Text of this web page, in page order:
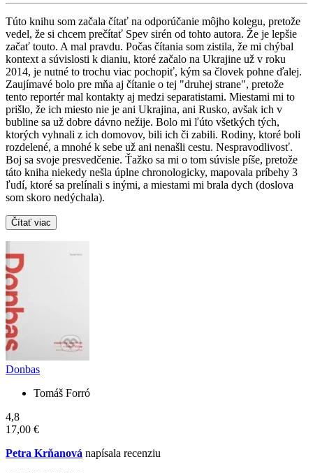
Túto knihu som začala čítať na odporúčanie môjho kolegu, pretože
vedel, že si chcem prečítať Spev sirén od tohto autora. Že je lepšie
začať touto. A mal pravdu. Počas čítania som zistila, že mi chýbal
kontext a súvislosti k dianiu, ktoré začalo na Ukrajine už v roku
2014, je nutné to trochu viac pochopiť, kým sa človek pohne ďalej.
Zaujímavé bolo pre mňa aj čítanie o tej "druhej strane", pretože
tento reportér mal kontakty aj medzi separatistami. Miestami mi to
prišlo, že ich miesto nie je ani Ukrajina, ani Rusko, avšak ich v
bubline sa už dobre dávno nežije. Bolo mi ľúto všetkých tých,
ktorých vyhnali z ich domovov, bili ich či zabili. Rodiny, ktoré boli
rozdelené, a mnohé k sebe už ani nenašli cestu. Nespravodlivosť.
Boj sa svoje presvedčenie. Ťažko sa mi o tom súvisle píše, pretože
táto kniha niekedy nešla úplne chronologicky, mapovala príbehy 3
ľudí, ktoré sa prelínali s inými, a miestami mi brala dych (doslova
som skoro nedýchala).
Čítať viac
Donbas
Tomáš Forró
4,8
17,00 €
Petra Krňanová napísala recenziu